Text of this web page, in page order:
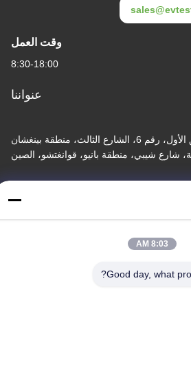
وقت العمل
8:30-18:00
عنواننا
الغرفة 101، الطابق الأول، رقم 6، الشارع الثالث، منطقة بينغشان
شارع شيبي، منطقة بانيو، قوانغتشو، الصين
الغرفة 101، الطابق الأول، رقم 6، الشارع الثالث، منطقة بينغشان
8:03 AM
Good day, what